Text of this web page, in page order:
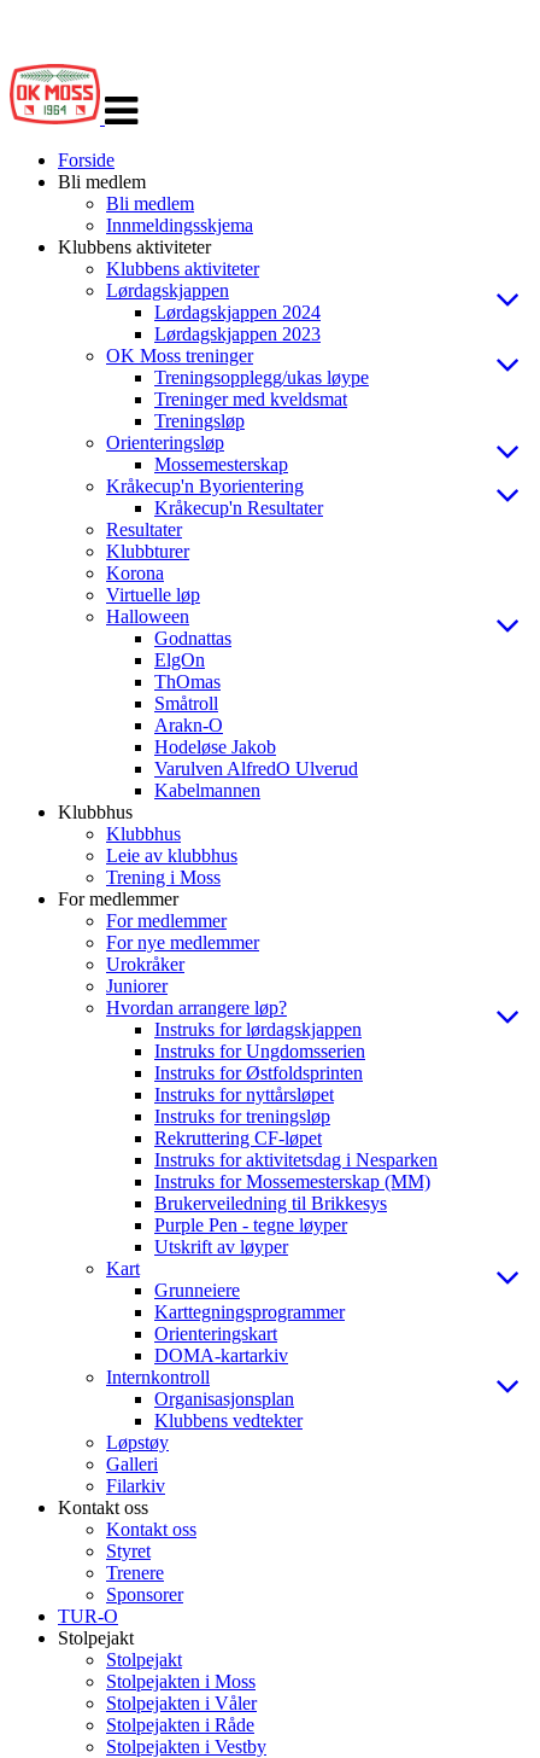
navigasjon
Forside
Bli medlem
Bli medlem
Innmeldingsskjema
Klubbens aktiviteter
Klubbens aktiviteter
Lørdagskjappen
Lørdagskjappen 2024
Lørdagskjappen 2023
OK Moss treninger
Treningsopplegg/ukas løype
Treninger med kveldsmat
Treningsløp
Orienteringsløp
Mossemesterskap
Kråkecup'n Byorientering
Kråkecup'n Resultater
Resultater
Klubbturer
Korona
Virtuelle løp
Halloween
Godnattas
ElgOn
ThOmas
Småtroll
Arakn-O
Hodeløse Jakob
Varulven AlfredO Ulverud
Kabelmannen
Klubbhus
Klubbhus
Leie av klubbhus
Trening i Moss
For medlemmer
For medlemmer
For nye medlemmer
Urokråker
Juniorer
Hvordan arrangere løp?
Instruks for lørdagskjappen
Instruks for Ungdomsserien
Instruks for Østfoldsprinten
Instruks for nyttårsløpet
Instruks for treningsløp
Rekruttering CF-løpet
Instruks for aktivitetsdag i Nesparken
Instruks for Mossemesterskap (MM)
Brukerveiledning til Brikkesys
Purple Pen - tegne løyper
Utskrift av løyper
Kart
Grunneiere
Karttegningsprogrammer
Orienteringskart
DOMA-kartarkiv
Internkontroll
Organisasjonsplan
Klubbens vedtekter
Løpstøy
Galleri
Filarkiv
Kontakt oss
Kontakt oss
Styret
Trenere
Sponsorer
TUR-O
Stolpejakt
Stolpejakt
Stolpejakten i Moss
Stolpejakten i Våler
Stolpejakten i Råde
Stolpejakten i Vestby